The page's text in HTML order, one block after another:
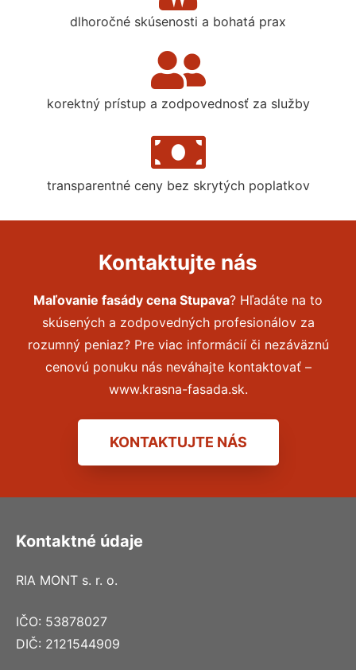
dlhoročné skúsenosti a bohatá prax
korektný prístup a zodpovednosť za služby
transparentné ceny bez skrytých poplatkov
Kontaktujte nás
Maľovanie fasády cena Stupava? Hľadáte na to
skúsených a zodpovedných profesionálov za
rozumný peniaz? Pre viac informácií či nezáväznú
cenovú ponuku nás neváhajte kontaktovať –
www.krasna-fasada.sk.
KONTAKTUJTE NÁS
Kontaktné údaje
RIA MONT s. r. o.
IČO: 53878027
DIČ: 2121544909